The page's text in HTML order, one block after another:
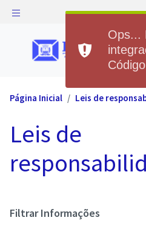
Página Inicial Leis de
Leis de
Filtrar Informações
Ops...